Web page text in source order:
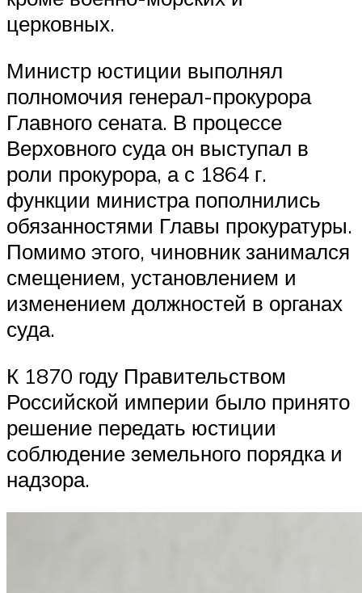
церковных.
Министр юстиции выполнял
полномочия генерал-прокурора
Главного сената. В процессе
Верховного суда он выступал в
роли прокурора, а с 1864 г.
функции министра пополнились
обязанностями Главы прокуратуры.
Помимо этого, чиновник занимался
смещением, установлением и
изменением должностей в органах
суда.
К 1870 году Правительством
Российской империи было принято
решение передать юстиции
соблюдение земельного порядка и
надзора.